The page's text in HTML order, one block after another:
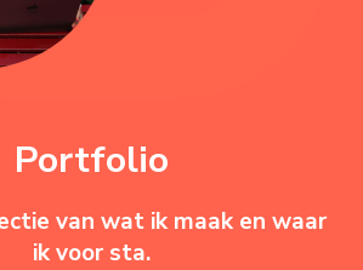
Portfolio
van wat ik maak en waar
ik voor sta.